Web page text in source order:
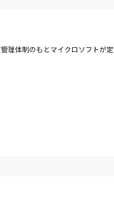
理体制のもとマイクロソフトが